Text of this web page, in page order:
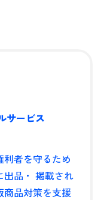
サービス
者を守るため
出品・ 掲載され
商品対策を支援